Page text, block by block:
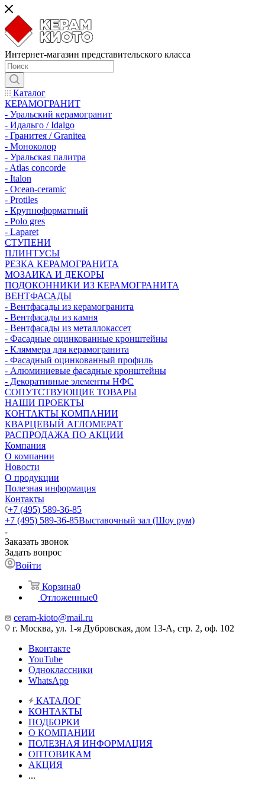
Интернет-магазин представительского класса
Каталог
КЕРАМОГРАНИТ
- Уральский керамогранит
- Идальго / Idalgo
- Гранитея / Granitea
- Моноколор
- Уральская палитра
- Atlas concorde
- Italon
- Ocean-ceramic
- Protiles
- Крупноформатный
- Polo gres
- Laparet
СТУПЕНИ
ПЛИНТУСЫ
РЕЗКА КЕРАМОГРАНИТА
МОЗАИКА И ДЕКОРЫ
ПОДОКОННИКИ ИЗ КЕРАМОГРАНИТА
ВЕНТФАСАДЫ
- Вентфасады из керамогранита
- Вентфасады из камня
- Вентфасады из металлокассет
- Фасадные оцинкованные кронштейны
- Кляммера для керамогранита
- Фасадный оцинкованный профиль
- Алюминиевые фасадные кронштейны
- Декоративные элементы НФС
СОПУТСТВУЮЩИЕ ТОВАРЫ
НАШИ ПРОЕКТЫ
КОНТАКТЫ КОМПАНИИ
КВАРЦЕВЫЙ АГЛОМЕРАТ
РАСПРОДАЖА ПО АКЦИИ
Компания
О компании
Новости
О продукции
Полезная информация
Контакты
+7 (495) 589-36-85
+7 (495) 589-36-85Выставочный зал (Шоу рум)
Заказать звонок
Задать вопрос
Войти
Корзина0
Отложенные0
ceram-kioto@mail.ru
г. Москва, ул. 1-я Дубровская, дом 13-А, стр. 2, оф. 102
Вконтакте
YouTube
Одноклассники
WhatsApp
КАТАЛОГ
КОНТАКТЫ
ПОДБОРКИ
О КОМПАНИИ
ПОЛЕЗНАЯ ИНФОРМАЦИЯ
ОПТОВИКАМ
АКЦИЯ
...